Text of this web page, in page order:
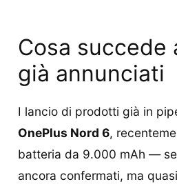
Cosa succede
già annunciati
I lancio di prodotti già in
OnePlus Nord 6,
batteria da 9.000 mAh —
ancora confermati, ma